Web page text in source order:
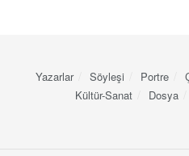
Yazarlar Söyleşi Portre
Kültür-Sanat
Dosya